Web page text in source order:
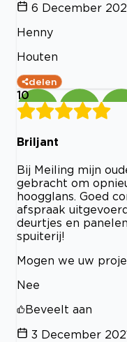
6 December
Henny
Houten
delen
10
Briljant
Bij Meiling mijn
gebracht om
hoogglans. Goed
afspraak
deurtjes en
spuiterij!
Mogen we uw
Nee
Beveelt aan
3 December